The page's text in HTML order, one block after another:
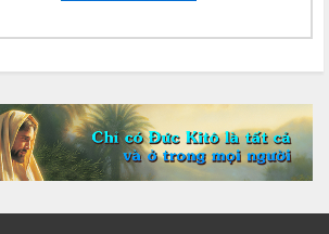
Chị Maria Đỗ Thị Tâm 15/08
Chị Maria Lương Thị Hồng 15/08
Chị Maria Ngô Thị Yến 15/08